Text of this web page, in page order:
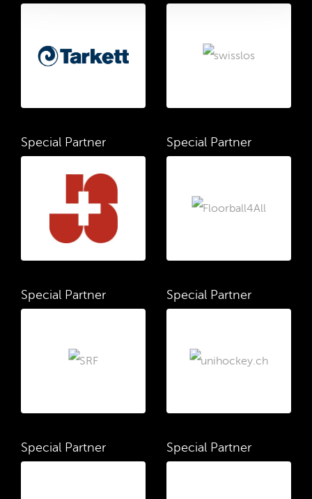
Special Partner Special Partner
Special Partner Special Partner
Special Partner Special Partner